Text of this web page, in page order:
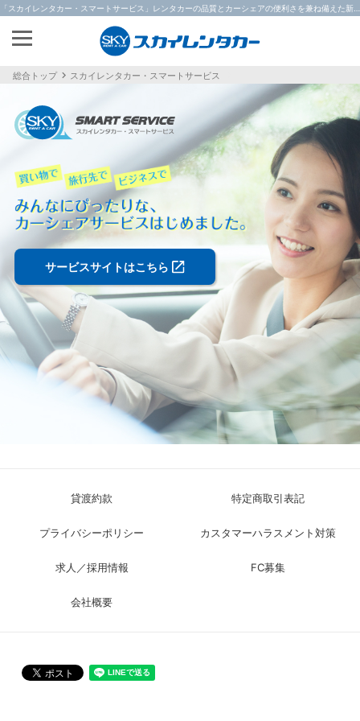
総合トップ スカイレンタカー・スマートサービス
サービスサイトはこちら
貸渡約款 特定商取引表記
プライバシーポリシー カスタマーハラスメント対策
求人／採用情報 FC募集
会社概要